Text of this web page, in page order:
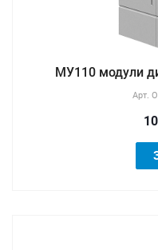
МУ110 модули
Арт.